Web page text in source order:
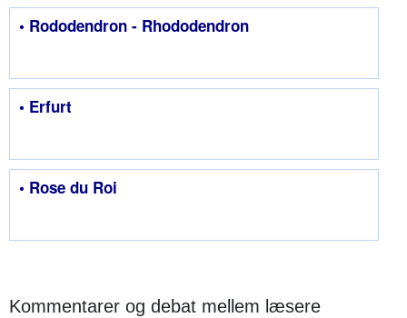
• Rododendron - Rhododendron
• Erfurt
• Rose du Roi
Kommentarer og debat mellem læsere